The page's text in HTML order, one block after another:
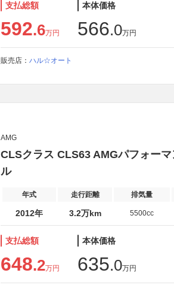
支払総額
592.6万円
本体価格
566.0万円
販売店： ハル☆オート
AMG
CLSクラス CLS63 AMGパフォー
ル
年式 走行距離 排気量
2012年 3.2万km 5500cc
支払総額
648.2万円
本体価格
635.0万円